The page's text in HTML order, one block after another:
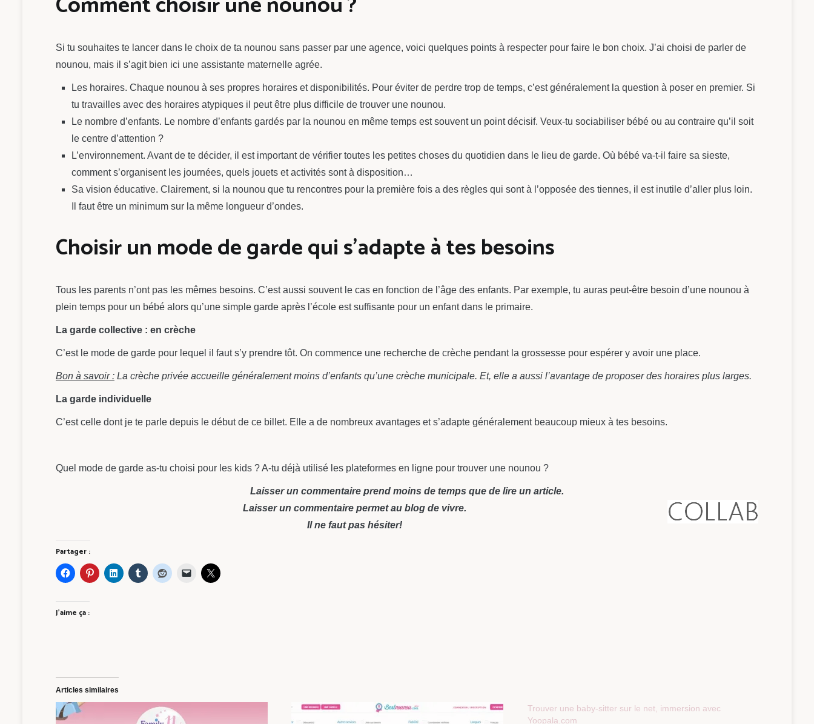
Si tu souhaites te lancer dans le choix de ta nounou sans passer par une agence, voici quelques points à respecter pour faire le bon choix. J’ai choisi de parler de
nounou, mais il s’agit bien ici une assistante maternelle agrée.
Les horaires. Chaque nounou à ses propres horaires et disponibilités. Pour éviter de perdre trop de temps, c’est généralement la question à poser en premier. Si
tu travailles avec des horaires atypiques il peut être plus difficile de trouver une nounou.
Le nombre d’enfants. Le nombre d’enfants gardés par la nounou en même temps est souvent un point décisif. Veux-tu sociabiliser bébé ou au contraire qu’il soit
le centre d’attention ?
L’environnement. Avant de te décider, il est important de vérifier toutes les petites choses du quotidien dans le lieu de garde. Où bébé va-t-il faire sa sieste,
comment s’organisent les journées, quels jouets et activités sont à disposition…
Sa vision éducative. Clairement, si la nounou que tu rencontres pour la première fois a des règles qui sont à l’opposée des tiennes, il est inutile d’aller plus loin.
Il faut être un minimum sur la même longueur d’ondes.
Choisir un mode de garde qui s’adapte à tes besoins
Tous les parents n’ont pas les mêmes besoins. C’est aussi souvent le cas en fonction de l’âge des enfants. Par exemple, tu auras peut-être besoin d’une nounou à
plein temps pour un bébé alors qu’une simple garde après l’école est suffisante pour un enfant dans le primaire.
La garde collective : en crèche
C’est le mode de garde pour lequel il faut s’y prendre tôt. On commence une recherche de crèche pendant la grossesse pour espérer y avoir une place.
Bon à savoir : La crèche privée accueille généralement moins d’enfants qu’une crèche municipale. Et, elle a aussi l’avantage de proposer des horaires plus larges.
La garde individuelle
C’est celle dont je te parle depuis le début de ce billet. Elle a de nombreux avantages et s’adapte généralement beaucoup mieux à tes besoins.
Quel mode de garde as-tu choisi pour les kids ? A-tu déjà utilisé les plateformes en ligne pour trouver une nounou ?
Laisser un commentaire prend moins de temps que de lire un article.
Laisser un commentaire permet au blog de vivre.
Il ne faut pas hésiter!
Partager :
J’aime ça :
Articles similaires
Trouver une baby-sitter sur le net, immersion avec
Yoopala.com